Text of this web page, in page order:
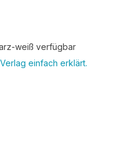
weiß verfügbar
einfach erklärt.